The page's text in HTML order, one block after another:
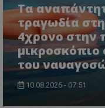
Τα
τραγωδία
4χρονο στην
μικροσκόπιο
του
10.08.2026 - 07:51